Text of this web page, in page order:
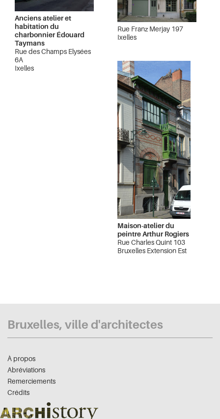
Anciens atelier et
habitation du
charbonnier Édouard
Taymans
Rue des Champs Elysées
6A
Ixelles
Rue Franz Merjay 197
Ixelles
Maison-atelier du
peintre Arthur Rogiers
Rue Charles Quint 103
Bruxelles Extension Est
Bruxelles, ville d'architectes
À propos
Abréviations
Remerciements
Crédits